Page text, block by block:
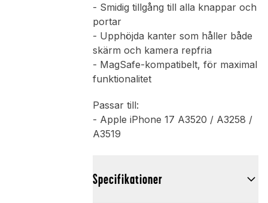
- Smidig tillgång till alla knappar och
portar
- Upphöjda kanter som håller både
skärm och kamera repfria
- MagSafe-kompatibelt, för maximal
funktionalitet
Passar till:
- Apple iPhone 17 A3520 / A3258 /
A3519
Specifikationer